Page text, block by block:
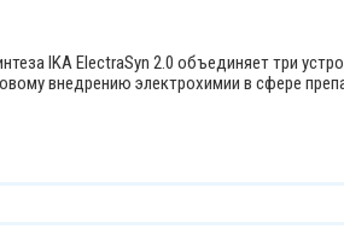
IKA ElectraSyn 2.0 объединяет три
внедрению электрохимии в сфере